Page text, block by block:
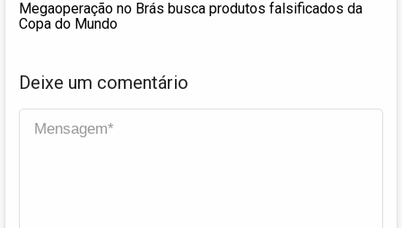
Megaoperação no Brás busca produtos falsificados da
Copa do Mundo
Deixe um comentário